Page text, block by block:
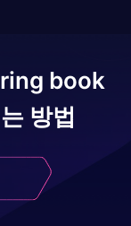
book
방법